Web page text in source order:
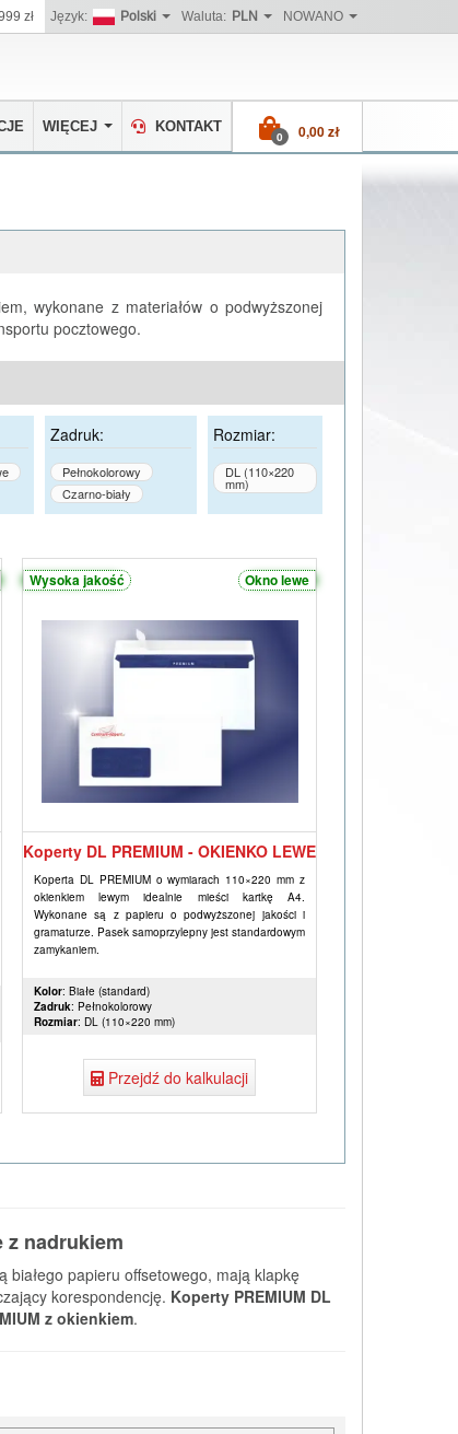
zł Język: Polski Waluta: PLN NOWANO
0 0,00 zł
KONTAKT
WIĘCEJ
wykonane z materiałów o podwyższonej
pocztowego.
Zadruk:
Pełnokolorowy
Czarno-biały
Rozmiar:
DL (110×220
mm)
Wysoka jakość Okno lewe
Koperty DL PREMIUM - OKIENKO LEWE
Koperta DL PREMIUM o wymiarach 110×220 mm z
okienkiem lewym idealnie mieści kartkę A4.
Wykonane są z papieru o podwyższonej jakości i
gramaturze. Pasek samoprzylepny jest standardowym
zamykaniem.
Kolor: Białe (standard)
Zadruk: Pełnokolorowy
Rozmiar: DL (110×220 mm)
Przejdź do kalkulacji
nadrukiem
papieru offsetowego, mają klapkę
korespondencję. Koperty PREMIUM DL
z okienkiem.